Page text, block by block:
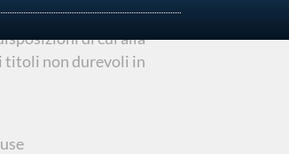
di cui alla
titoli non durevoli in